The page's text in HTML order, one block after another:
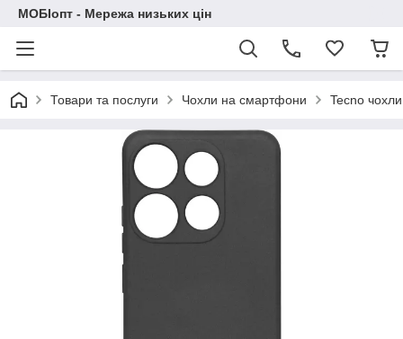
МОБІопт - Мережа низьких цін
Товари та послуги Чохли на смартфони Tecno чохли